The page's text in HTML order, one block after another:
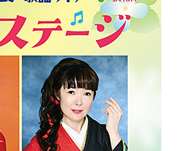
閉じる